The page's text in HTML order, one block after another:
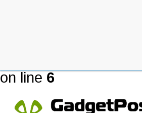
on line6